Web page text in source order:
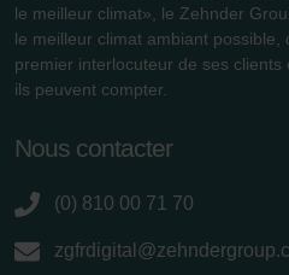
le meilleur climat», le Zehnder
le meilleur climat ambiant possible,
premier interlocuteur de ses
ils peuvent compter.
Nous contacter
(0) 810 00 71 70